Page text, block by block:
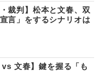
・裁判】松本と文春、双
言」をするシナリオは
vs 文春】鍵を握る「も